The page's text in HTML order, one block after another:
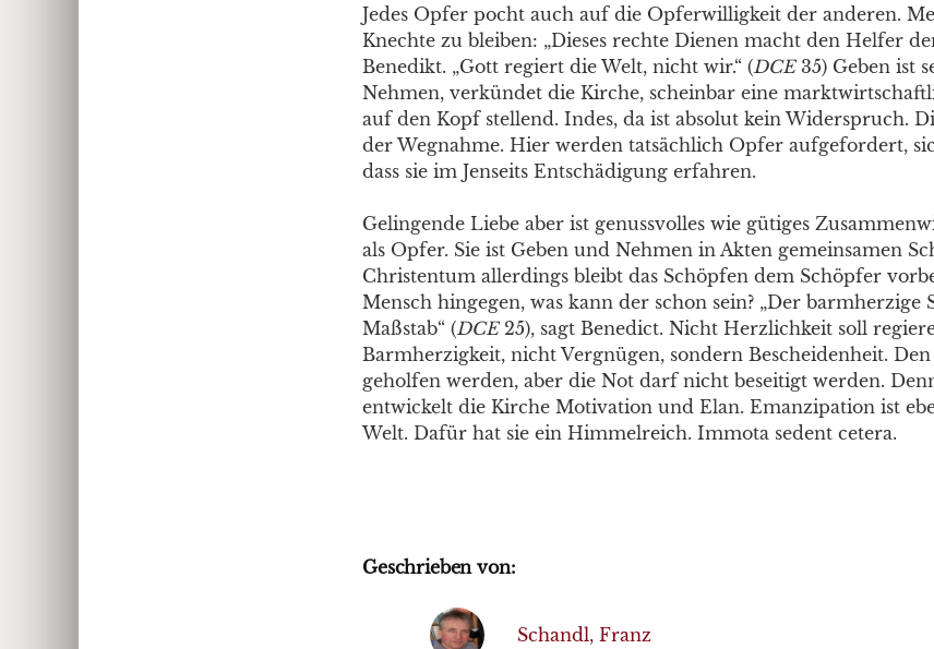
Jedes Opfer pocht auch auf die Opferwilligkeit der anderen.
Knechte zu bleiben: „Dieses rechte Dienen macht den Helfer
Benedikt. „Gott regiert die Welt, nicht wir.“ (DCE35) Geben ist
Nehmen, verkündet die Kirche, scheinbar eine
auf den Kopf stellend. Indes, da ist absolut kein Widerspruch.
der Wegnahme. Hier werden tatsächlich Opfer aufgefordert,
dass sie im Jenseits Entschädigung erfahren.
Gelingende Liebe aber ist genussvolles wie gütiges
als Opfer. Sie ist Geben und Nehmen in Akten gemeinsamen
Christentum allerdings bleibt das Schöpfen dem Schöpfer
Mensch hingegen, was kann der schon sein? „Der barmherzige
Maßstab“ (DCE25), sagt Benedict. Nicht Herzlichkeit soll
Barmherzigkeit, nicht Vergnügen, sondern Bescheidenheit.
geholfen werden, aber die Not darf nicht beseitigt werden.
entwickelt die Kirche Motivation und Elan. Emanzipation ist
Welt. Dafür hat sie ein Himmelreich. Immota sedent cetera.
Geschrieben von:
Schandl, Franz